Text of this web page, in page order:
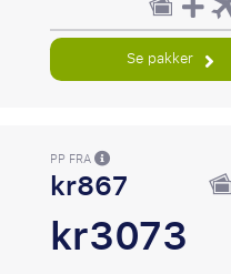
Se pakker
PP FRA
kr867
kr3073